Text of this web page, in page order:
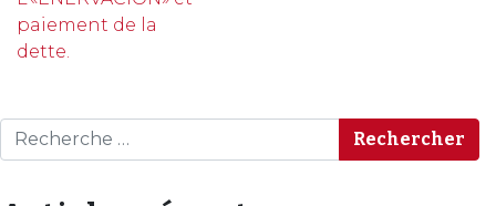
paiement de la
dette.
Rechercher